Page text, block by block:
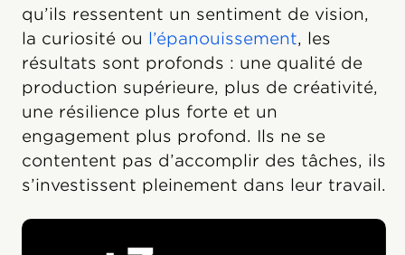
qu’ils ressentent un sentiment de vision,
la curiosité ou l’épanouissement, les
résultats sont profonds : une qualité de
production supérieure, plus de créativité,
une résilience plus forte et un
engagement plus profond. Ils ne se
contentent pas d’accomplir des tâches, ils
s’investissent pleinement dans leur travail.